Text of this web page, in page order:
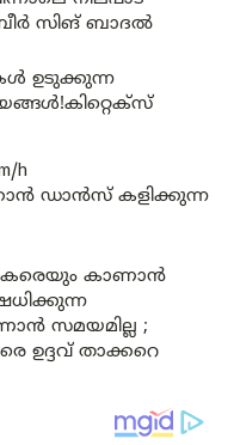
സിങ് ബാദൽ
ഉടുക്കുന്ന
h
ഡാൻസ് കളിക്കുന്ന
കാണാൻ
സമയമില്ല ;
ഉദ്ദവ് താക്കറെ